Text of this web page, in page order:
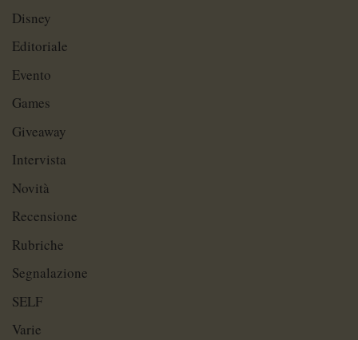
Disney
Editoriale
Evento
Games
Giveaway
Intervista
Novità
Recensione
Rubriche
Segnalazione
SELF
Varie